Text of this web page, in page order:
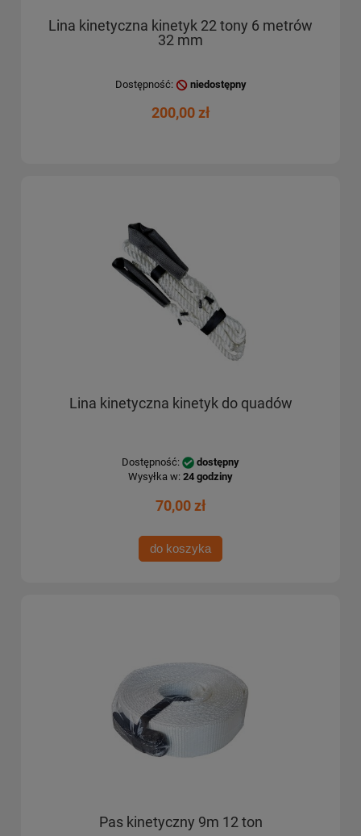
Lina kinetyczna kinetyk 22 tony 6 metrów
32 mm
Dostępność: niedostępny
200,00 zł
Lina kinetyczna kinetyk do quadów
Dostępność:
dostępny
Wysyłka w: 24 godziny
70,00 zł
do koszyka
Pas kinetyczny 9m 12 ton